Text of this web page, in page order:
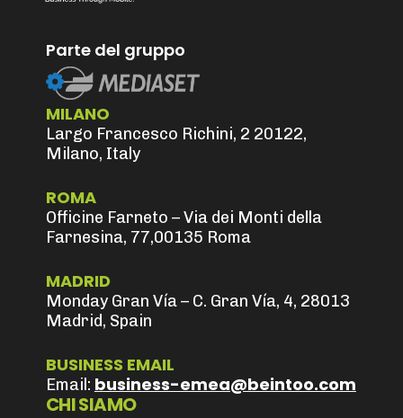
Parte del gruppo
MILANO
Largo Francesco Richini, 2 20122,
Milano, Italy
ROMA
Officine Farneto – Via dei Monti della
Farnesina, 77,00135 Roma
MADRID
Monday Gran Vía – C. Gran Vía, 4, 28013
Madrid, Spain
BUSINESS EMAIL
Email: business-emea@beintoo.com
CHI SIAMO